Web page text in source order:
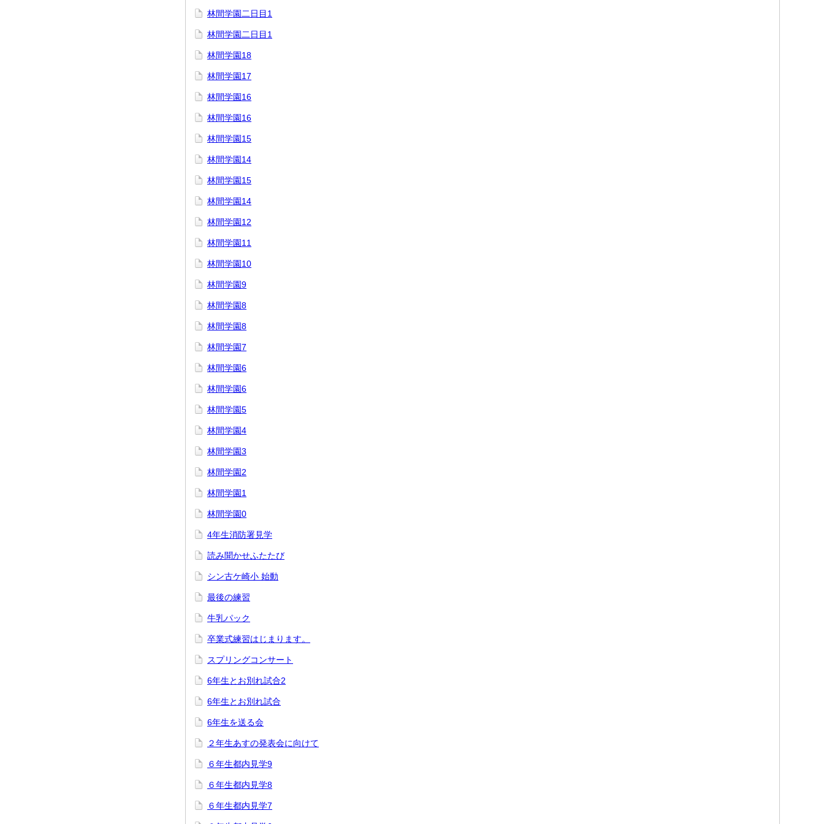
林間学園二日目1
林間学園二日目1
林間学園18
林間学園17
林間学園16
林間学園16
林間学園15
林間学園14
林間学園15
林間学園14
林間学園12
林間学園11
林間学園10
林間学園9
林間学園8
林間学園8
林間学園7
林間学園6
林間学園6
林間学園5
林間学園4
林間学園3
林間学園2
林間学園1
林間学園0
4年生消防署見学
読み聞かせふたたび
シン古ケ崎小 始動
最後の練習
牛乳パック
卒業式練習はじまります。
スプリングコンサート
6年生とお別れ試合2
6年生とお別れ試合
6年生を送る会
２年生あすの発表会に向けて
６年生都内見学9
６年生都内見学8
６年生都内見学7